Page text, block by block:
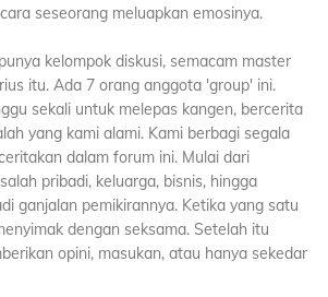
seseorang meluapkan emosinya.
kelompok diskusi, semacam master
itu. Ada 7 orang anggota 'group' ini.
sekali untuk melepas kangen, bercerita
yang kami alami. Kami berbagi segala
dalam forum ini. Mulai dari
pribadi, keluarga, bisnis, hingga
ganjalan pemikirannya. Ketika yang satu
dengan seksama. Setelah itu
opini, masukan, atau hanya sekedar